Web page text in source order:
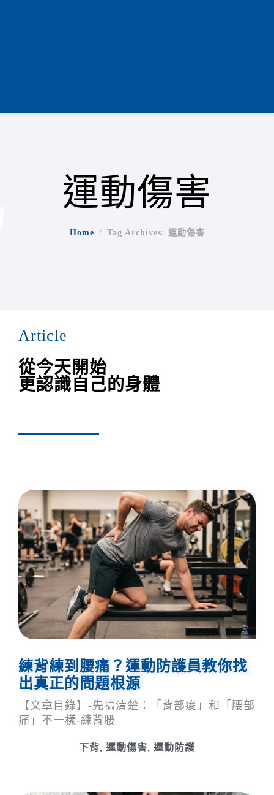
運動傷害
Home Tag Archives: 運動傷害
Article
從今天開始
更認識自己的身體
練背練到腰痛？運動防護員教你找
出真正的問題根源
【文章目錄】-先搞清楚：「背部痠」和「腰部
痛」不一樣-練背腰
下背, 運動傷害, 運動防護